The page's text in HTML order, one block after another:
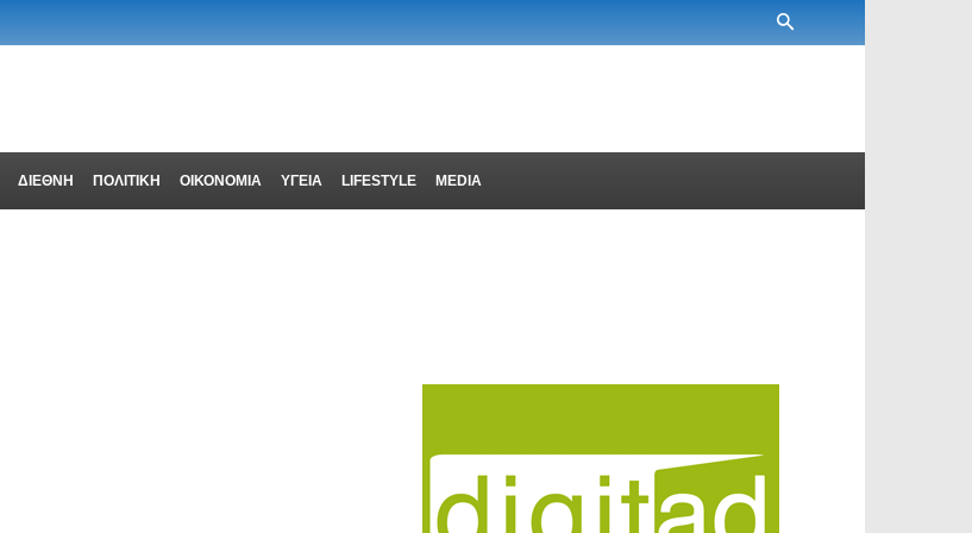
ΔΙΕΘΝΗ ΠΟΛΙΤΙΚΗ ΟΙΚΟΝΟΜΙΑ ΥΓΕΙΑ LIFESTYLE MEDIA